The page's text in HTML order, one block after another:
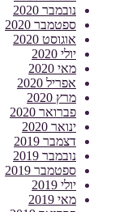
נובמבר 2020
ספטמבר 2020
אוגוסט 2020
יולי 2020
מאי 2020
אפריל 2020
מרץ 2020
פברואר 2020
ינואר 2020
דצמבר 2019
נובמבר 2019
ספטמבר 2019
יולי 2019
מאי 2019